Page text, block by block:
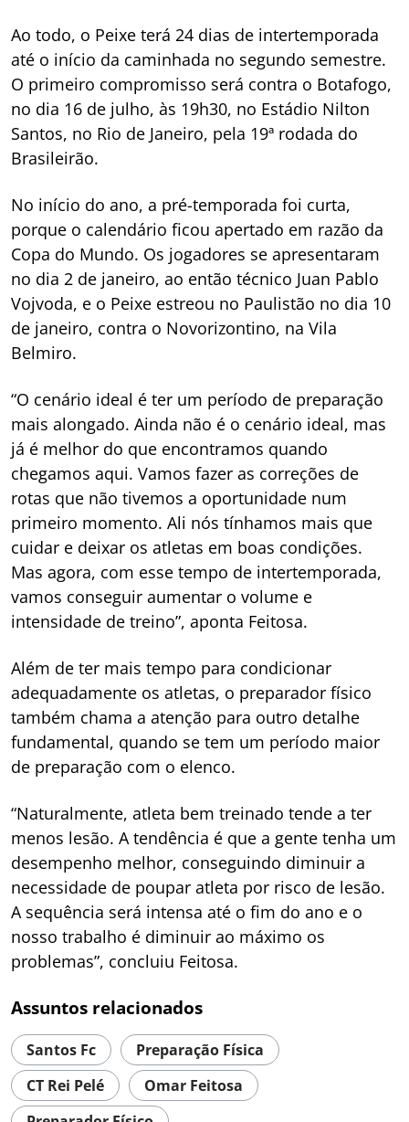
Ao todo, o Peixe terá 24 dias de intertemporada
até o início da caminhada no segundo semestre.
O primeiro compromisso será contra o Botafogo,
no dia 16 de julho, às 19h30, no Estádio Nilton
Santos, no Rio de Janeiro, pela 19ª rodada do
Brasileirão.
No início do ano, a pré-temporada foi curta,
porque o calendário ficou apertado em razão da
Copa do Mundo. Os jogadores se apresentaram
no dia 2 de janeiro, ao então técnico Juan Pablo
Vojvoda, e o Peixe estreou no Paulistão no dia 10
de janeiro, contra o Novorizontino, na Vila
Belmiro.
“O cenário ideal é ter um período de preparação
mais alongado. Ainda não é o cenário ideal, mas
já é melhor do que encontramos quando
chegamos aqui. Vamos fazer as correções de
rotas que não tivemos a oportunidade num
primeiro momento. Ali nós tínhamos mais que
cuidar e deixar os atletas em boas condições.
Mas agora, com esse tempo de intertemporada,
vamos conseguir aumentar o volume e
intensidade de treino”, aponta Feitosa.
Além de ter mais tempo para condicionar
adequadamente os atletas, o preparador físico
também chama a atenção para outro detalhe
fundamental, quando se tem um período maior
de preparação com o elenco.
“Naturalmente, atleta bem treinado tende a ter
menos lesão. A tendência é que a gente tenha um
desempenho melhor, conseguindo diminuir a
necessidade de poupar atleta por risco de lesão.
A sequência será intensa até o fim do ano e o
nosso trabalho é diminuir ao máximo os
problemas”, concluiu Feitosa.
Assuntos relacionados
Santos Fc
Preparação Física
CT Rei Pelé
Omar Feitosa